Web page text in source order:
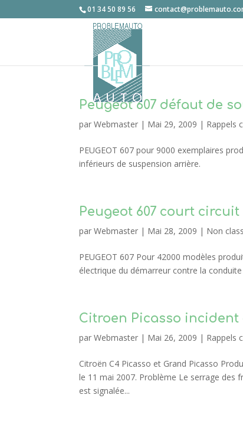
01 34 50 89 56
Peugeot 607 défaut de
parWebmaster | Mai 29, 2009 | Rappels
PEUGEOT 607 pour 9000 exemplaires
inférieurs de suspension arrière.
Peugeot 607 court
parWebmaster | Mai 28, 2009 | Non
PEUGEOT 607 Pour 42000 modèles
électrique du démarreur contre la
Citroen Picasso
parWebmaster | Mai 26, 2009 | Rappels
Citroën C4 Picasso et Grand Picasso
le 11 mai 2007. Problème Le serrage des
est signalée...